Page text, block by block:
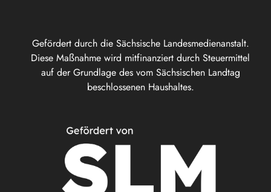
Gefördert durch die Sächsische Landesmedienanstalt.
Diese Maßnahme wird mitfinanziert durch Steuermittel
auf der Grundlage des vom Sächsischen Landtag
beschlossenen Haushaltes.